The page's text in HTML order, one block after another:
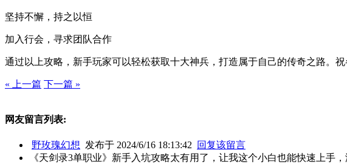
坚持不懈，持之以恒
加入行会，寻求团队合作
通过以上攻略，新手玩家可以轻松获取十大神兵，打造属于自己的传奇之路。
« 上一篇 下一篇 »
网友留言列表:
野玫瑰幻想 发布于 2024/6/16 18:13:42
回复该留言
《天剑录3单职业》新手入坑攻略太有用了，让我这个小白也能快速上手